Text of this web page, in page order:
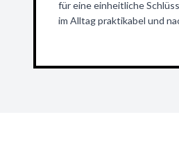
für eine einheitliche
im Alltag praktikabel und